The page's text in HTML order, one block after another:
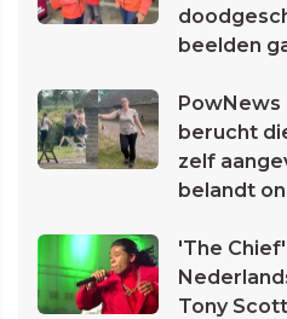
beelden
PowNews
berucht
zelf
belandt
'The
Tony